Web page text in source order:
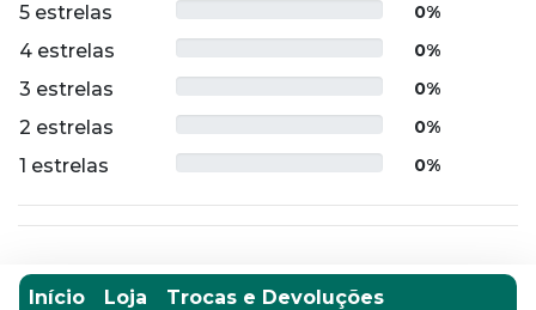
5 estrelas 0%
4 estrelas 0%
3 estrelas 0%
2 estrelas 0%
1 estrelas 0%
Início Loja Trocas e Devoluções